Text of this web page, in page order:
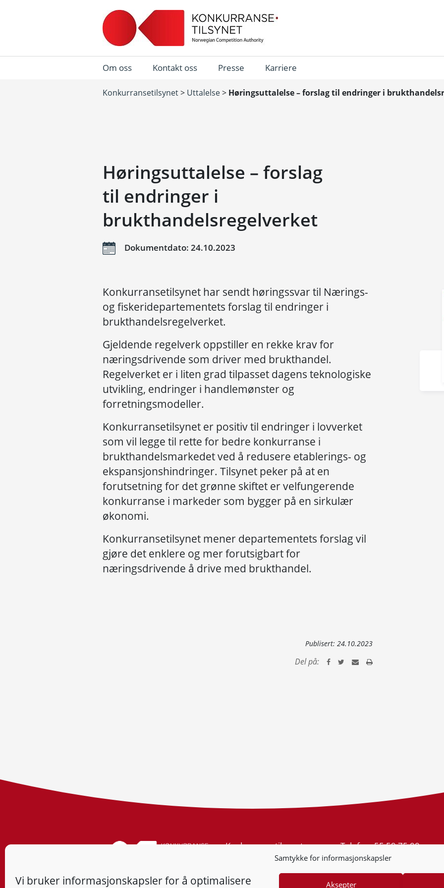
Samtykke for informasjonskapsler
Vi bruker informasjonskapsler for å optimalisere Aksepter
Om oss Kontakt oss Presse Karriere
Konkurransetilsynet> Uttalelse> Høringsuttalelse – forslag til endringer i
Høringsuttalelse – forslag
til endringer i
brukthandelsregelverket
Dokumentdato: 24.10.2023
Konkurransetilsynet har sendt høringssvar til Nærings-
og fiskeridepartementets forslag til endringer i
brukthandelsregelverket.
Gjeldende regelverk oppstiller en rekke krav for
næringsdrivende som driver med brukthandel.
Regelverket er i liten grad tilpasset dagens teknologiske
utvikling, endringer i handlemønster og
forretningsmodeller.
Konkurransetilsynet er positiv til endringer i lovverket
som vil legge til rette for bedre konkurranse i
brukthandelsmarkedet ved å redusere etablerings- og
ekspansjonshindringer. Tilsynet peker på at en
forutsetning for det grønne skiftet er velfungerende
konkurranse i markeder som bygger på en sirkulær
økonomi.
Konkurransetilsynet mener departementets forslag vil
gjøre det enklere og mer forutsigbart for
næringsdrivende å drive med brukthandel.
Publisert: 24.10.2023
Del på:
Konkurransetilsynet
Postboks 439 Sentrum
Org.nr: 974 761 246
Telefon:55 59 75 00
E-post:post@kt.no
Nyhetsvarsel >>